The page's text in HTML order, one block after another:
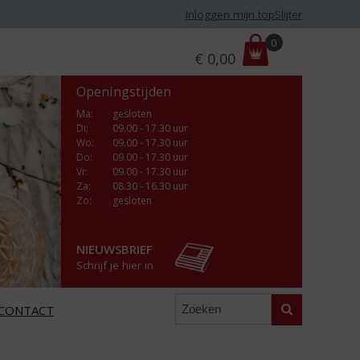
Inloggen mijn topSlijter
r
i
€ 0,00
0
Openingstijden
Ma:
gesloten
Di:
09.00 - 17.30 uur
Wo:
09.00 - 17.30 uur
Do:
09.00 - 17.30 uur
Vr:
09.00 - 17.30 uur
Za:
08.30 - 16.30 uur
Zo:
gesloten
NIEUWSBRIEF
Schrijf je hier in
Zoeken